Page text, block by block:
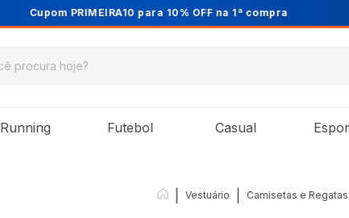
Cupom PRIMEIRA10 para 10% OFF na 1ª compra
Running Futebol Casual
Vestuário Camisetas e Regatas